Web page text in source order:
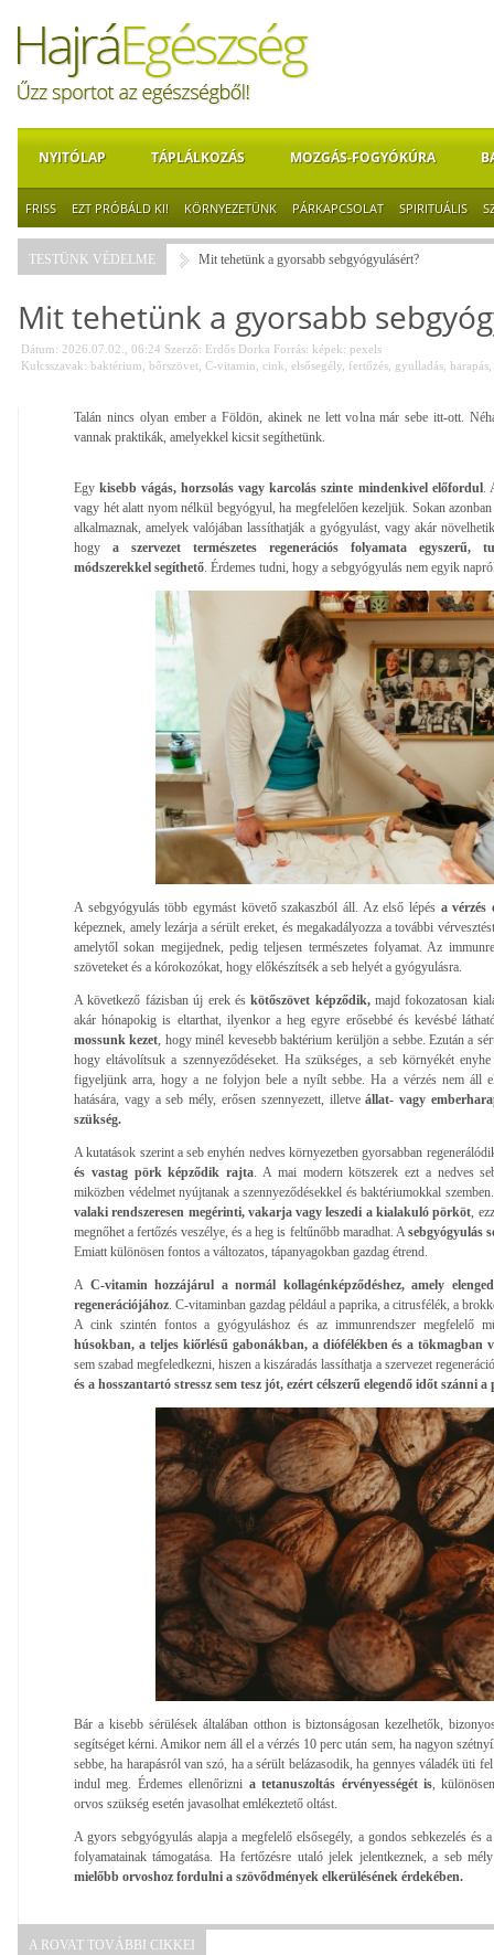
NYITÓLAP TÁPLÁLKOZÁS MOZGÁS-FOGYÓKÚRA
FRISS EZT PRÓBÁLD KI! KÖRNYEZETÜNK PÁRKAPCSOLAT SPIRITUÁLIS
TESTÜNK VÉDELME Mit tehetünk a gyorsabb sebgyógyulásért?
Mit tehetünk a gyorsabb
Dátum: 2026.07.02., 06:24 Szerző: Erdős Dorka Forrás: képek: pexels
Kulcsszavak: baktérium bőrszövet C-vitamin cink elsősegély fertőzés gyulladás harapás
Talán nincs olyan ember a Földön, akinek ne lett volna már sebe itt-ott.
vannak praktikák, amelyekkel kicsit segíthetünk.
Egykisebb vágás, horzsolás vagy karcolás szinte mindenkivel előfordul.
vagy hét alatt nyom nélkül begyógyul, ha megfelelően kezeljük. Sokan
alkalmaznak, amelyek valójában lassíthatják a gyógyulást, vagy akár
hogy a szervezet természetes regenerációs folyamata egyszerű,
módszerekkel segíthető . Érdemes tudni, hogy a sebgyógyulás nem egyik
A sebgyógyulás több egymást követő szakaszból áll. Az első lépés a vérzés
képeznek, amely lezárja a sérült ereket, és megakadályozza a további
amelytől sokan megijednek, pedig teljesen természetes folyamat. Az
szöveteket és a kórokozókat, hogy előkészítsék a seb helyét a gyógyulásra.
A következő fázisban új erek éskötőszövet képződik,majd fokozatosan
akár hónapokig is eltarthat, ilyenkor a heg egyre erősebbé és kevésbé
mossunk kezet , hogy minél kevesebb baktérium kerüljön a sebbe. Ezután a
hogy eltávolítsuk a szennyeződéseket. Ha szükséges, a seb környékét
figyeljünk arra, hogy a ne folyjon bele a nyílt sebbe. Ha a vérzés nem áll
hatására, vagy a seb mély, erősen szennyezett, illetveállat- vagy
szükség.
A kutatások szerint a seb enyhén nedves környezetben gyorsabban
és vastag pörk képződik rajta . A mai modern kötszerek ezt a nedves
miközben védelmet nyújtanak a szennyeződésekkel és baktériumokkal
valaki rendszeresen megérinti, vakarja vagy leszedi a kialakuló pörköt ,
megnőhet a fertőzés veszélye, és a heg is feltűnőbb maradhat. A sebgyógyulás
Emiatt különösen fontos a változatos, tápanyagokban gazdag étrend.
A C-vitamin hozzájárul a normál kollagénképződéshez, amely
regenerációjához . C-vitaminban gazdag például a paprika, a citrusfélék, a
A cink szintén fontos a gyógyuláshoz és az immunrendszer megfelelő
húsokban, a teljes kiőrlésű gabonákban, a diófélékben és a tökmagban
sem szabad megfeledkezni, hiszen a kiszáradás lassíthatja a szervezet
és a hosszantartó stressz sem tesz jót, ezért célszerű elegendő időt szánni a
Bár a kisebb sérülések általában otthon is biztonságosan kezelhetők,
segítséget kérni. Amikor nem áll el a vérzés 10 perc után sem, ha nagyon
sebbe, ha harapásról van szó, ha a sérült belázasodik, ha gennyes váladék üti
indul meg. Érdemes ellenőrizni a tetanuszoltás érvényességét is,
orvos szükség esetén javasolhat emlékeztető oltást.
A gyors sebgyógyulás alapja a megfelelő elsősegély, a gondos sebkezelés és a
folyamatainak támogatása. Ha fertőzésre utaló jelek jelentkeznek, a seb
mielőbb orvoshoz fordulni a szövődmények elkerülésének érdekében.
A ROVAT TOVÁBBI CIKKEI